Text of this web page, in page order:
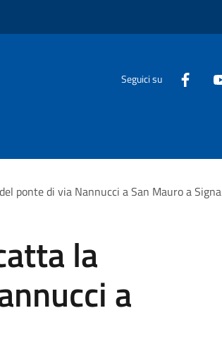
Seguici su
ponte di via Nannucci a San Mauro a Signa
la
a